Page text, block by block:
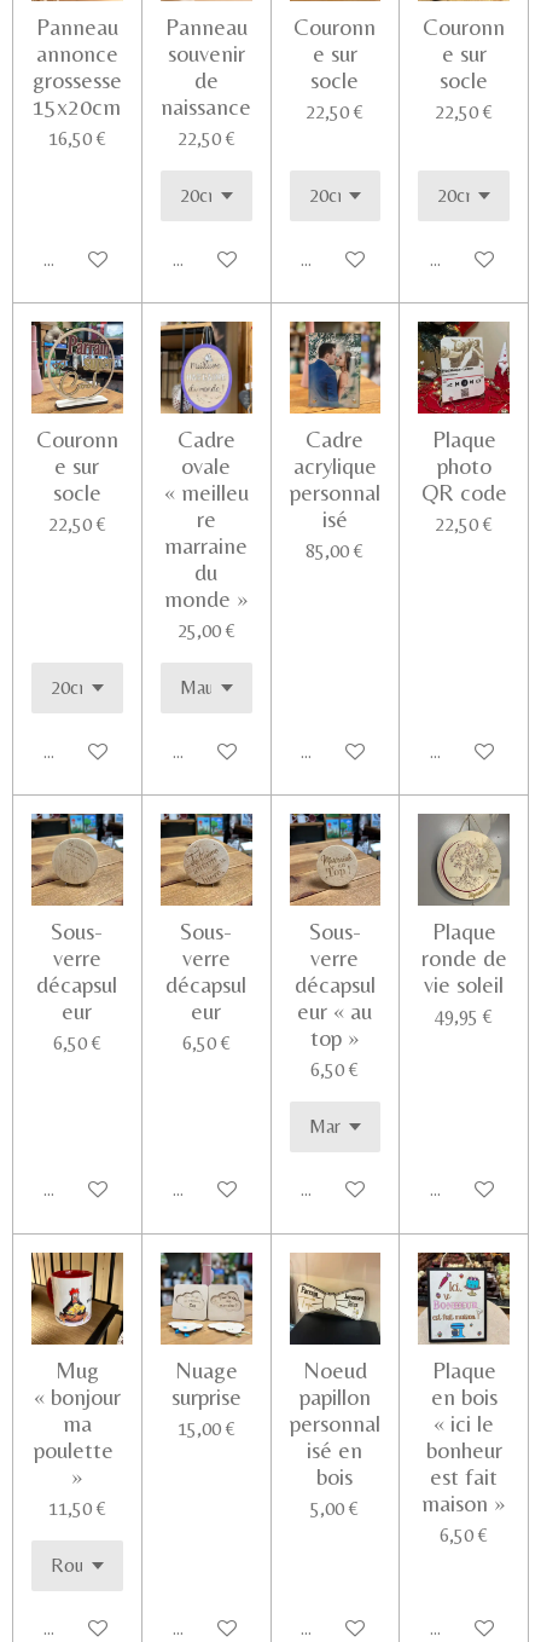
Panneau
annonce
grossesse
15x20cm
16,50 €
Ajouter au panier
Panneau
souvenir
de
naissance
22,50 €
Voir les détails
Couronn
e sur
socle
22,50 €
Voir les détails
Couronn
e sur
socle
22,50 €
Ajouter au
Couronn
e sur
socle
22,50 €
Ajouter au panier
Cadre
ovale
« meilleu
re
marraine
du
monde »
25,00 €
Ajouter au panier
Cadre
acrylique
personnal
isé
85,00 €
Ajouter au panier
Plaque
photo
QR code
22,50 €
Voir les
Sous-
verre
décapsul
eur
6,50 €
Ajouter au panier
Sous-
verre
décapsul
eur
6,50 €
Ajouter au panier
Sous-
verre
décapsul
eur « au
top »
6,50 €
Ajouter au panier
Plaque
ronde de
vie soleil
49,95 €
Voir les
Mug
« bonjour
ma
poulette
»
11,50 €
Ajouter au panier
Nuage
surprise
15,00 €
Voir les détails
Noeud
papillon
personnal
isé en
bois
5,00 €
Ajouter au panier
Plaque
en bois
« ici le
bonheur
est fait
maison »
6,50 €
Ajouter au